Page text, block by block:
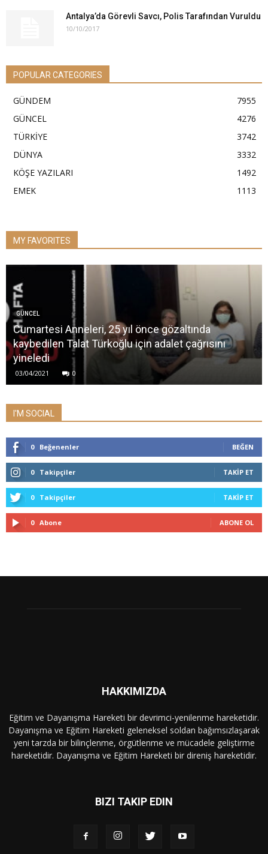
Antalya’da Görevli Savcı, Polis Tarafından Vuruldu
10/10/2017
POPULAR CATEGORIES
GÜNDEM
7955
GÜNCEL
4276
TÜRKİYE
3742
DÜNYA
3332
KÖŞE YAZILARI
1492
EMEK
1113
MY FAVORITES
GÜNCEL
Cumartesi Anneleri, 25 yıl önce gözaltında
kaybedilen Talat Türkoğlu için adalet çağrısını
yineledi
03/04/2021 0
I'M SOCIAL
0 Beğenenler BEĞEN
0 Takipçiler TAKIP ET
0 Takipçiler TAKIP ET
0 Abone ABONE OL
HAKKIMIZDA
Eğitim ve Dayanışma Hareketi bir devrimci-yenilenme hareketidir.
Dayanışma ve Eğitim Hareketi geleneksel soldan bağımsızlaşarak
yeni tarzda bir bilinçlenme, örgütlenme ve mücadele geliştirme
hareketidir. Dayanışma ve Eğitim Hareketi bir direniş hareketidir.
BIZI TAKIP EDIN